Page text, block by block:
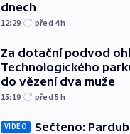
dnech
12:29 před 4h
Za dotační podvod
Technologického
do vězení dva muže
15:19 před 5h
VIDEO Sečteno: